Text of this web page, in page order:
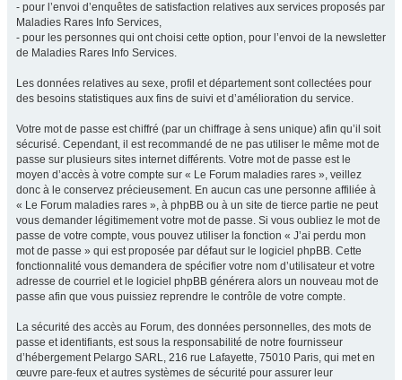
- pour l’envoi d’enquêtes de satisfaction relatives aux services proposés par
Maladies Rares Info Services,
- pour les personnes qui ont choisi cette option, pour l’envoi de la newsletter
de Maladies Rares Info Services.
Les données relatives au sexe, profil et département sont collectées pour
des besoins statistiques aux fins de suivi et d’amélioration du service.
Votre mot de passe est chiffré (par un chiffrage à sens unique) afin qu’il soit
sécurisé. Cependant, il est recommandé de ne pas utiliser le même mot de
passe sur plusieurs sites internet différents. Votre mot de passe est le
moyen d’accès à votre compte sur « Le Forum maladies rares », veillez
donc à le conservez précieusement. En aucun cas une personne affiliée à
« Le Forum maladies rares », à phpBB ou à un site de tierce partie ne peut
vous demander légitimement votre mot de passe. Si vous oubliez le mot de
passe de votre compte, vous pouvez utiliser la fonction « J’ai perdu mon
mot de passe » qui est proposée par défaut sur le logiciel phpBB. Cette
fonctionnalité vous demandera de spécifier votre nom d’utilisateur et votre
adresse de courriel et le logiciel phpBB générera alors un nouveau mot de
passe afin que vous puissiez reprendre le contrôle de votre compte.
La sécurité des accès au Forum, des données personnelles, des mots de
passe et identifiants, est sous la responsabilité de notre fournisseur
d’hébergement Pelargo SARL, 216 rue Lafayette, 75010 Paris, qui met en
œuvre pare-feux et autres systèmes de sécurité pour assurer leur